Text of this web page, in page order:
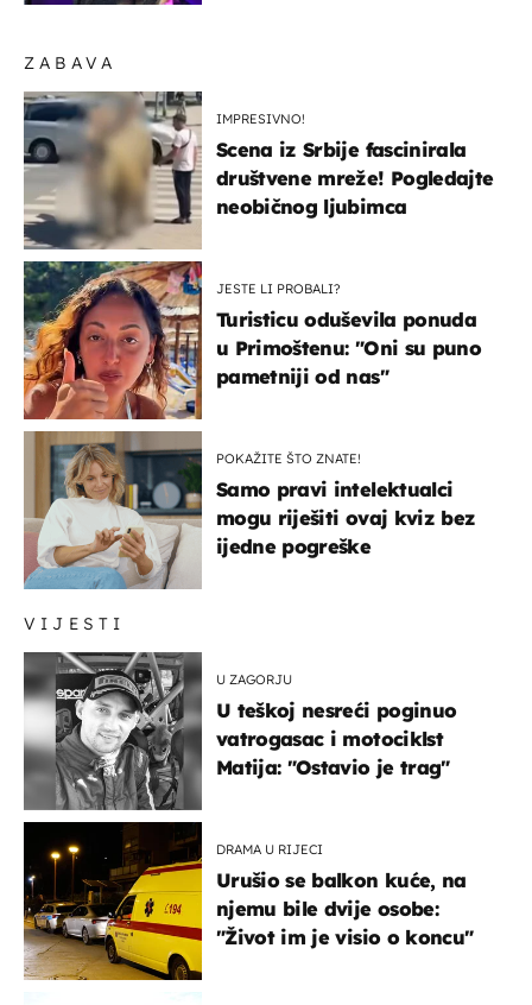
VIJESTI
U ZAGORJU
U teškoj nesreći poginuo
vatrogasac i motociklst
Matija: "Ostavio je trag"
DRAMA U RIJECI
Urušio se balkon kuće, na
njemu bile dvije osobe:
"Život im je visio o koncu"
ZABAVA
IMPRESIVNO!
Scena iz Srbije fascinirala
društvene mreže! Pogledajte
neobičnog ljubimca
JESTE LI PROBALI?
Turisticu oduševila ponuda
u Primoštenu: "Oni su puno
pametniji od nas"
POKAŽITE ŠTO ZNATE!
Samo pravi intelektualci
mogu riješiti ovaj kviz bez
ijedne pogreške